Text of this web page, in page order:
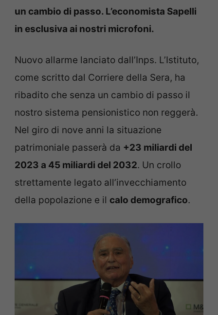
un cambio di passo. L’economista Sapelli
in esclusiva ai nostri microfoni.
Nuovo allarme lanciato dall’Inps. L’Istituto,
come scritto dal Corriere della Sera, ha
ribadito che senza un cambio di passo il
nostro sistema pensionistico non reggerà.
Nel giro di nove anni la situazione
patrimoniale passerà da +23 miliardi del
2023 a 45 miliardi del 2032. Un crollo
strettamente legato all’invecchiamento
della popolazione e il calo demografico.